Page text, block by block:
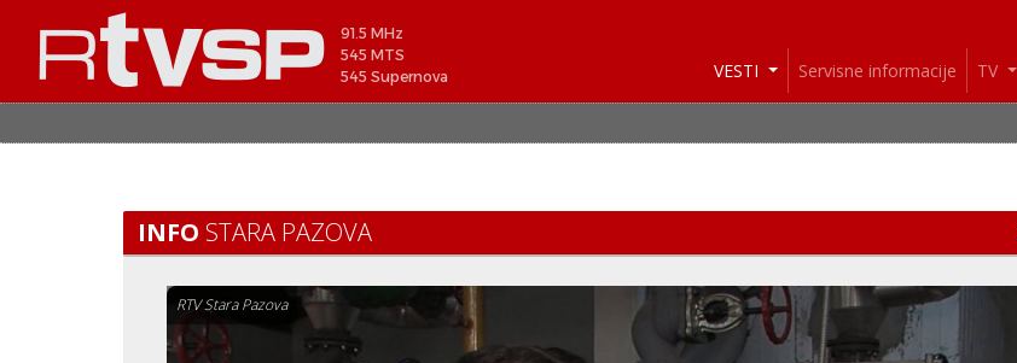
91.5 MHz
545 MTS
545 Supernova
VESTI Servisne informacije TV
INFO STARA PAZOVA
RTV Stara Pazova